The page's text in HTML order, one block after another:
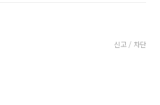
신고 / 차단